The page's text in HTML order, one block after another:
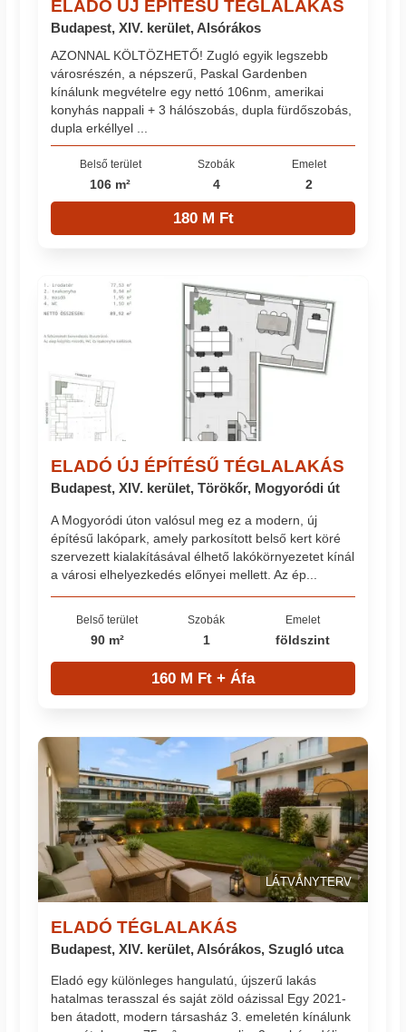
ELADÓ ÚJ ÉPÍTÉSŰ TÉGLALAKÁS
Budapest, XIV. kerület, Alsórákos
AZONNAL KÖLTÖZHETŐ! Zugló egyik legszebb
városrészén, a népszerű, Paskal Gardenben
kínálunk megvételre egy nettó 106nm, amerikai
konyhás nappali + 3 hálószobás, dupla fürdőszobás,
dupla erkéllyel ...
Belső terület
106 m²
Szobák
4
Emelet
2
180 M Ft
ELADÓ ÚJ ÉPÍTÉSŰ TÉGLALAKÁS
Budapest, XIV. kerület, Törökőr, Mogyoródi út
A Mogyoródi úton valósul meg ez a modern, új
építésű lakópark, amely parkosított belső kert köré
szervezett kialakításával élhető lakókörnyezetet kínál
a városi elhelyezkedés előnyei mellett. Az ép...
Belső terület
90 m²
Szobák
1
Emelet
földszint
160 M Ft + Áfa
LÁTVÁNYTERV
ELADÓ TÉGLALAKÁS
Budapest, XIV. kerület, Alsórákos, Szugló utca
Eladó egy különleges hangulatú, újszerű lakás
hatalmas terasszal és saját zöld oázissal Egy 2021-
ben átadott, modern társasház 3. emeletén kínálunk